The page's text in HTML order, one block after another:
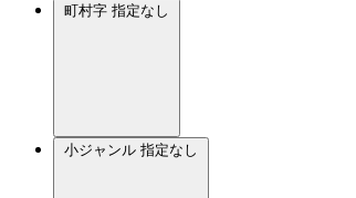
町村字 指定なし
小ジャンル 指定なし